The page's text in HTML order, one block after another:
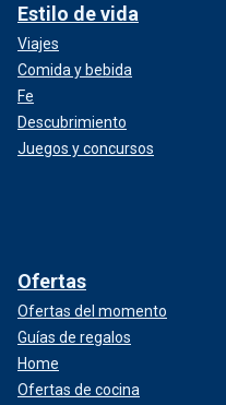
Estilo de vida
Viajes
Comida y bebida
Fe
Descubrimiento
Juegos y concursos
Ofertas
Ofertas del momento
Guías de regalos
Home
Ofertas de cocina